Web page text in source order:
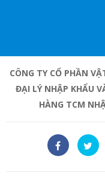
CÔNG TY CỔ PHẦN
ĐẠI LÝ NHẬP KHẨU
HÀNG TCM